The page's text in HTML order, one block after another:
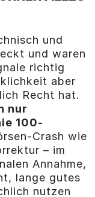
und
und waren
richtig
aber
Recht hat.
nur
100-
Crash wie
– im
Annahme,
lange gutes
nutzen